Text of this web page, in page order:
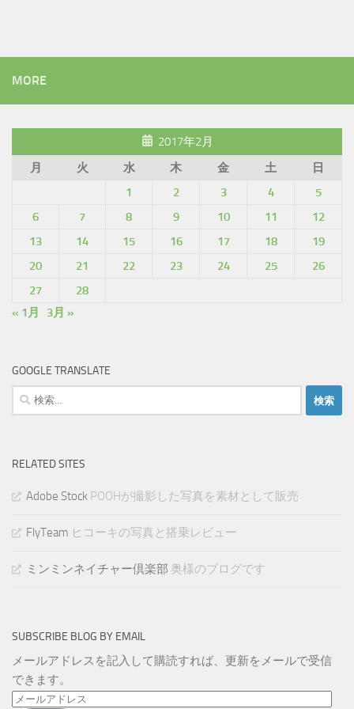
MORE
2017年2月
月
火 水 木 金 土
日
1
2 3 4
5
6
7 8 9 10 11
12
13
14 15 16 17 18
19
20
21 22 23 24 25
26
27
28
« 1月
3月 »
GOOGLE TRANSLATE
検
索:
RELATED SITES
Adobe Stock POOHが撮影した写真を素材として販売
FlyTeam ヒコーキの写真と搭乗レビュー
ミンミンネイチャー倶楽部 奥様のブログです
SUBSCRIBE BLOG BY EMAIL
メールアドレスを記入して購読すれば、更新をメールで受信
できます。
メ